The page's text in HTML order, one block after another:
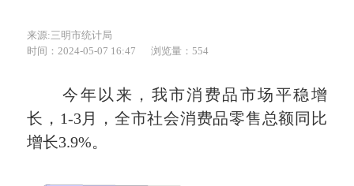
来源:三明市统计局
时间：2024-05-07 16:47
浏览量：554
今年以来，我市消费品市场平稳增
长，1-3月，全市社会消费品零售总额同比
增长3.9%。